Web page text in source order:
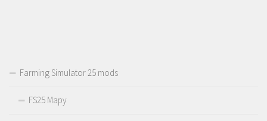
Farming Simulator 25 mods
FS25 Mapy